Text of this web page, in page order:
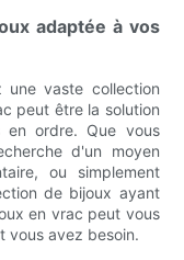
adaptée à vos
une vaste collection
peut être la solution
en ordre. Que vous
d'un moyen
ou simplement
de bijoux ayant
en vrac peut vous
vous avez besoin.